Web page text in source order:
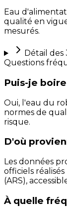
Eau
qualité en
mesurés.
Détail des
Questions
Puis-je
Oui, l'eau du
normes de
risque.
D'où
Les données
officiels
(ARS),
À quelle